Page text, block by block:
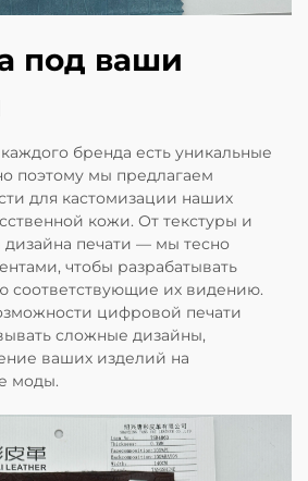
под ваши
бренда есть уникальные
поэтому мы предлагаем
для кастомизации наших
кожи. От текстуры и
печати — мы тесно
чтобы разрабатывать
соответствующие их видению.
цифровой печати
сложные дизайны,
ваших изделий на
моды.